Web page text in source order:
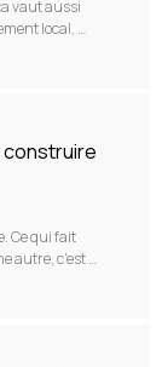
vaut aussi
local, …
construire
Ce qui fait
autre, c'est …